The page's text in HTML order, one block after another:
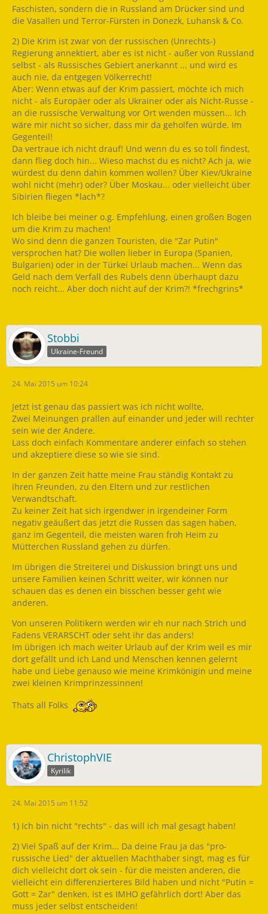
Faschisten, sondern die in Russland am Drücker sind und
die Vasallen und Terror-Fürsten in Donezk, Luhansk & Co.
2) Die Krim ist zwar von der russischen (Unrechts-)
Regierung annektiert, aber es ist nicht - außer von Russland
selbst - als Russisches Gebiert anerkannt ... und wird es
auch nie, da entgegen Völkerrecht!
Aber: Wenn etwas auf der Krim passiert, möchte ich mich
nicht - als Europäer oder als Ukrainer oder als Nicht-Russe -
an die russische Verwaltung vor Ort wenden müssen... Ich
wäre mir nicht so sicher, dass mir da geholfen würde. Im
Gegenteil!
Da vertraue ich nicht drauf! Und wenn du es so toll findest,
dann flieg doch hin... Wieso machst du es nicht? Ach ja, wie
würdest du denn dahin kommen wollen? Über Kiev/Ukraine
wohl nicht (mehr) oder? Über Moskau... oder vielleicht über
Sibirien fliegen *lach*?
Ich bleibe bei meiner o.g. Empfehlung, einen großen Bogen
um die Krim zu machen!
Wo sind denn die ganzen Touristen, die "Zar Putin"
versprochen hat? Die wollen lieber in Europa (Spanien,
Bulgarien) oder in der Türkei Urlaub machen... Wenn das
Geld nach dem Verfall des Rubels denn überhaupt dazu
noch reicht... Aber doch nicht auf der Krim?! *frechgrins*
Stobbi
Ukraine-Freund
24. Mai 2015 um 10:24
Jetzt ist genau das passiert was ich nicht wollte,
Zwei Meinungen prallen auf einander und jeder will rechter
sein wie der Andere.
Lass doch einfach Kommentare anderer einfach so stehen
und akzeptiere diese so wie sie sind.
In der ganzen Zeit hatte meine Frau ständig Kontakt zu
ihren Freunden, zu den Eltern und zur restlichen
Verwandtschaft.
Zu keiner Zeit hat sich irgendwer in irgendeiner Form
negativ geäußert das jetzt die Russen das sagen haben,
ganz im Gegenteil, die meisten waren froh Heim zu
Mütterchen Russland gehen zu dürfen.
Im übrigen die Streiterei und Diskussion bringt uns und
unsere Familien keinen Schritt weiter, wir können nur
schauen das es denen ein bisschen besser geht wie
anderen.
Von unseren Politikern werden wir eh nur nach Strich und
Fadens VERARSCHT oder seht ihr das anders!
Im übrigen ich mach weiter Urlaub auf der Krim weil es mir
dort gefällt und ich Land und Menschen kennen gelernt
habe und Liebe genauso wie meine Krimkönigin und meine
zwei kleinen Krimprinzessinnen!
Thats all Folks
ChristophVIE
Kyrilik
24. Mai 2015 um 11:52
1) Ich bin nicht "rechts" - das will ich mal gesagt haben!
2) Viel Spaß auf der Krim... Da deine Frau ja das "pro-
russische Lied" der aktuellen Machthaber singt, mag es für
dich vielleicht dort ok sein - für die meisten anderen, die
vielleicht ein differenzierteres Bild haben und nicht "Putin =
Gott = Zar" denken, ist es IMHO gefährlich dort! Aber das
muss jeder selbst entscheiden!